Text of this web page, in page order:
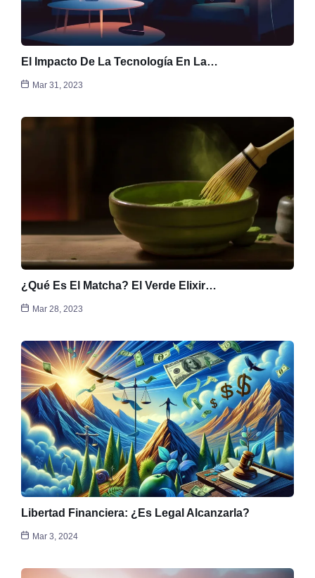
El Impacto De La Tecnología En La…
Mar 31, 2023
¿Qué Es El Matcha? El Verde Elixir…
Mar 28, 2023
Libertad Financiera: ¿Es Legal Alcanzarla?
Mar 3, 2024